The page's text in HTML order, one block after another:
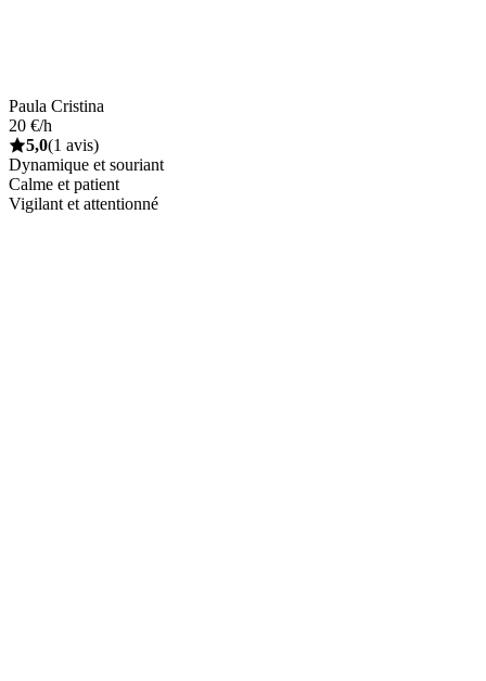
Paula Cristina
20 €/h
5,0(1 avis)
Dynamique et souriant
Calme et patient
Vigilant et attentionné